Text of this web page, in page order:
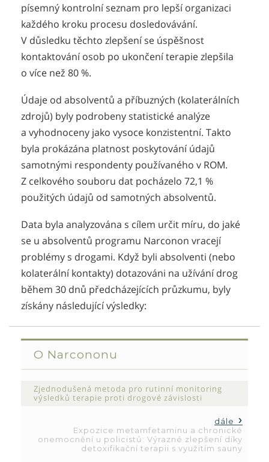
písemný kontrolní seznam pro lepší organizaci
každého kroku procesu dosledovávání.
V důsledku těchto zlepšení se úspěšnost
kontaktování osob po ukončení terapie zlepšila
o více než 80 %.
Údaje od absolventů a příbuzných (kolaterálních
zdrojů) byly podrobeny statistické analýze
a vyhodnoceny jako vysoce konzistentní. Takto
byla prokázána platnost poskytování údajů
samotnými respondenty používaného v ROM.
Z celkového souboru dat pocházelo 72,1 %
použitých údajů od samotných absolventů.
Data byla analyzována s cílem určit míru, do jaké
se u absolventů programu Narconon vracejí
problémy s drogami. Když byli absolventi (nebo
kolaterální kontakty) dotazováni na užívání drog
během 30 dnů předcházejících průzkumu, byly
získány následující výsledky:
O Narcononu
Zjednodušená metoda pro rutinní monitoring
výsledků terapie proti drogové závislosti
dále
Expozice metamfetaminu a chronické
onemocnění u policistů: Výrazné zlepšení díky
detoxifikační terapii s využitím sauny